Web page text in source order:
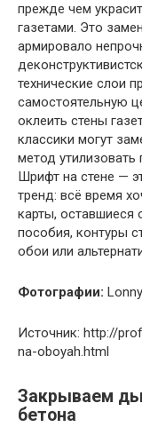
прежде чем
газетами. Это
армировало
технические слои
самостоятельную
оклеить стены
классики могут
метод утилизовать
Шрифт на стене —
тренд: всё время
карты, оставшиеся
пособия, контуры
обои или
Фотографии:
Источник: http://
na-oboyah.html
Закрываем
бетона